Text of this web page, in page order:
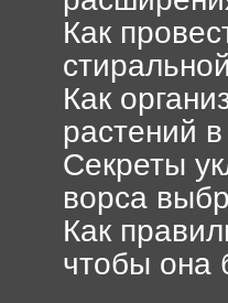
Как
Как
растений
Секреты
ворса
Как
чтобы она